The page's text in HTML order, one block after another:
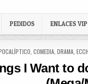
PEDIDOS ENLACES VIP
COMEDIA, DRAMA,
I Want to